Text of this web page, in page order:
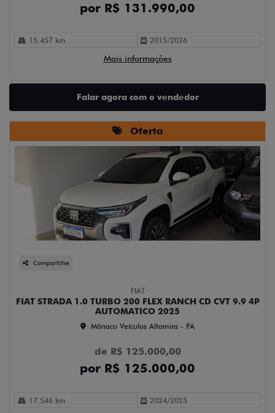
por R$ 131.990,00
15.457 km 2015/2026
Mais informações
Falar agora com o vendedor
Oferta
Compartilhe
FIAT
FIAT STRADA 1.0 TURBO 200 FLEX RANCH CD CVT 9.9 4P
AUTOMATICO 2025
Mônaco Veículos Altamira - PA
de R$ 125.000,00
por R$ 125.000,00
17.546 km 2024/2025